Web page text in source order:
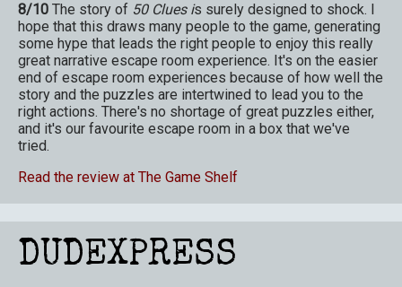
8/10 The story of 50 Clues is surely designed to shock. I
hope that this draws many people to the game, generating
some hype that leads the right people to enjoy this really
great narrative escape room experience. It's on the easier
end of escape room experiences because of how well the
story and the puzzles are intertwined to lead you to the
right actions. There's no shortage of great puzzles either,
and it's our favourite escape room in a box that we've
tried.
Read the review at The Game Shelf
DUDEXPRESS